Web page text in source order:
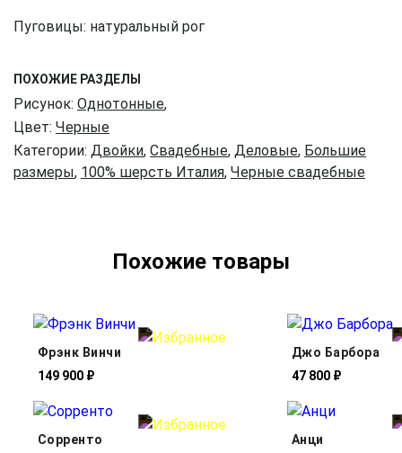
Пуговицы: натуральный рог
ПОХОЖИЕ РАЗДЕЛЫ
Рисунок: Однотонные,
Цвет: Черные
Категории: Двойки, Свадебные, Деловые, Большие
размеры, 100% шерсть Италия, Черные свадебные
Похожие товары
Фрэнк Винчи
149 900 ₽
Джо Барбора
47 800 ₽
Сорренто
Анци